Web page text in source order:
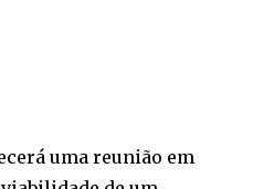
uma reunião em